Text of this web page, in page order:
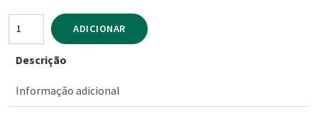
Quantidade
de
Vinho
ADICIONAR
Descrição
Informação adicional